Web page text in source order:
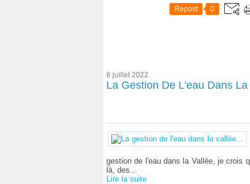
Repost 0
6 juillet 2022
La Gestion De L'eau Dans La
gestion de l'eau dans la Vallée, je crois
là, des...
Lire la suite